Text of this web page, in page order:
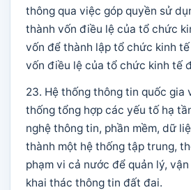
thông qua việc góp quyền sử
thành vốn điều lệ của tổ chức
vốn để thành lập tổ chức kinh
vốn điều lệ của tổ chức kinh tế
23. Hệ thống thông tin quốc gia
thống tổng hợp các yếu tố hạ
nghệ thông tin, phần mềm, dữ
thành một hệ thống tập trung,
phạm vi cả nước để quản lý,
khai thác thông tin đất đai.